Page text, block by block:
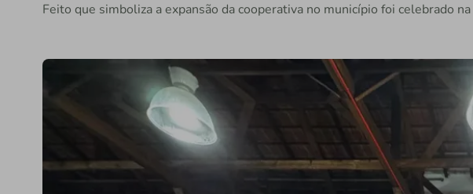
Feito que simboliza a expansão da cooperativa no município foi celebrado